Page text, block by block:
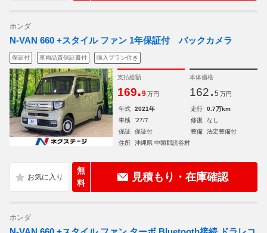
ホンダ
N-VAN 660 +スタイル ファン 1年保証付 バックカメラ
保証付 車両品質保証書付 購入プラン付き
支払総額
169.9 万円
本体価格
162. 5 万円
年式 2021年 走行
0.7万km
車検
'27/7 修復
なし
保証
保証付 整備
法定整備付
住所
沖縄県 中頭郡読谷村
無
料
見積もり・在庫確認
ホンダ